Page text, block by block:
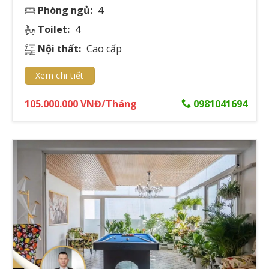
Phí dịch vụ bổ sung: Theo nhu cầu sử dụng
Chính sách ưu đãi cho thuê dài hạn
thường áp dụng chính sách giảm 5-10% giá thuê và ưu
CĂN HỘ PENTHOUSE
Để thuê căn hộ penthouse tại Hồ Chí Minh, người thuê
cần thực hiện quy trình chặt chẽ đảm bảo tính pháp lý
và quyền lợi các bên.
Hồ sơ pháp lý cần thiết khi thuê penthouse
105.000.000 VNĐ/Tháng
Phòng ngủ: 4
Toilet: 4
Nội thất: Cao cấp
0981041694
Xem chi tiết